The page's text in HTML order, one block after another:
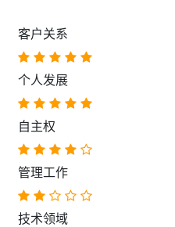
客户关系
个人发展
自主权
管理工作
技术领域